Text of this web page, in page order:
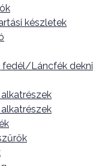
készletek
fedél/Láncfék dekni